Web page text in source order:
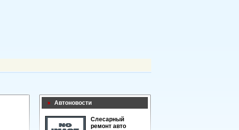
Автоновости
Слесарный
ремонт авто